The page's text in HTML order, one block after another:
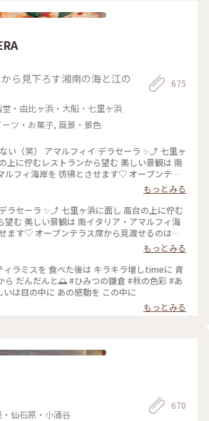
に行きました。 #神奈川県 #横浜市 #横浜赤レ
ら見下ろす湘南の海と江の
・由比ヶ浜・大船・七里ヶ浜
ツ・お菓子, 風景・景色
675
ない（笑） アマルフィイ デラセーラ ✨⤴︎ 七里ヶ
彿とさせます♡ オープンテラ
るのは 180度オーシャンビューの眩いパノラマ
つまでも 眺めていたくなり… 困ります（笑）
#秋のお出かけ #美味しかった #ありがとう う
っていた（笑） のんびりさん
もっとみる
ーラ ✨⤴︎ 七里ヶ浜に面し 高台の上に佇む
・アマルフィ海
ビューの眩いパノラマは いつまでも いつま
くなり… 困ります（笑） #ひみつの鎌倉 #秋の
かった #ありがとう うっかり３時間 経ってい
もっとみる
ラミスを 食べた後は キラキラ増しtimeに 青
ら だんだんと🌅 #ひみつの鎌倉 #秋の色彩 #あ
いは目の中に あの感動を この中に
もっとみる
仙石原・小涌谷
670